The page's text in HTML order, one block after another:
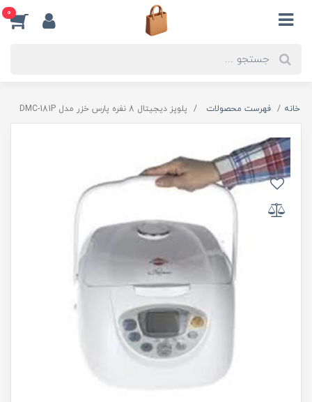
0
خانه فهرست محصولات پلوپز ديجيتال 8 نفره پارس خزر مدل DMC-181P